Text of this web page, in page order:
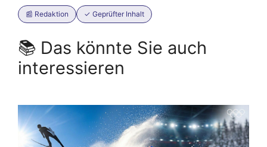
📰 Redaktion ✓ Geprüfter Inhalt
📚 Das könnte Sie auch
interessieren